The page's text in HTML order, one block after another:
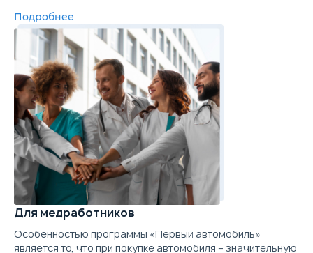
Подробнее
Для медработников
Особенностью программы «Первый автомобиль»
является то, что при покупке автомобиля – значительную